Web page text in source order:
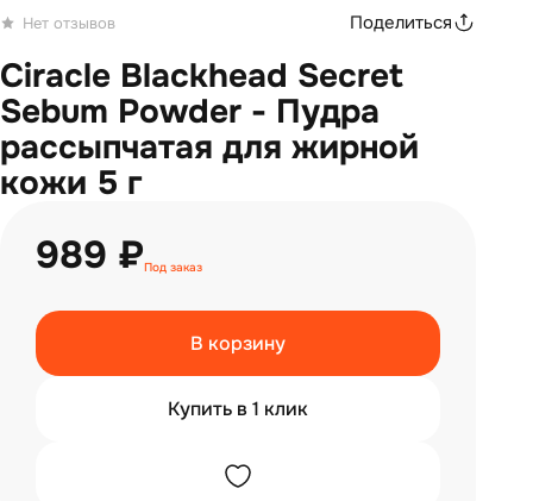
Нет отзывов Поделиться
Ciracle Blackhead Secret
Sebum Powder - Пудра
рассыпчатая для жирной
кожи 5 г
989 ₽Под заказ
В корзину
Купить в 1 клик